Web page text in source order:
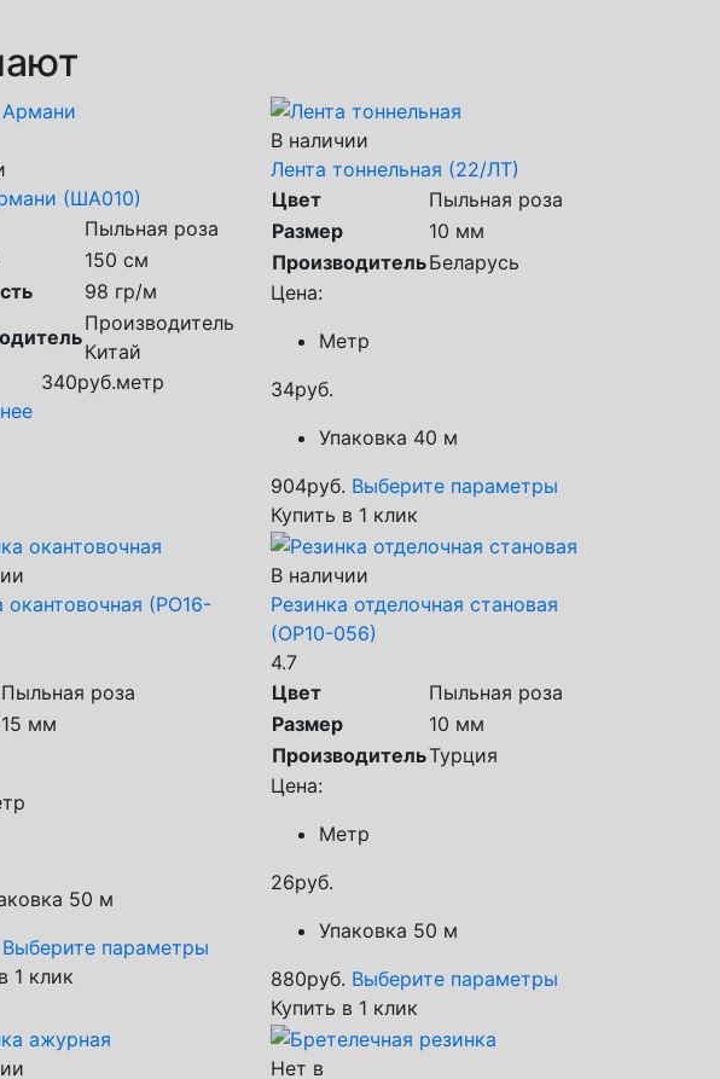
(ША010)
Пыльная роза
150 см
98 гр/м
Производитель
Китай
340руб.метр
В наличии
Лента тоннельная (22/ЛТ)
Цвет
Пыльная роза
Размер
10 мм
ПроизводительБеларусь
Цена:
Метр
34руб.
Упаковка 40 м
904руб. Выберите параметры
Купить в 1 клик
окантовочная (РО16-
Пыльная роза
15 мм
50 м
Выберите параметры
1 клик
В наличии
Резинка отделочная становая
(ОР10-056)
4.7
Цвет
Пыльная роза
Размер
10 мм
ПроизводительТурция
Цена:
Метр
26руб.
Упаковка 50 м
880руб. Выберите параметры
Купить в 1 клик
Нет в